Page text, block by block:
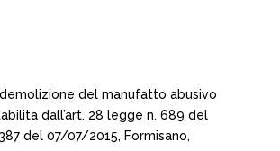
del manufatto abusivo
dall’art. 28 legge n. 689 del
del 07/07/2015, Formisano,